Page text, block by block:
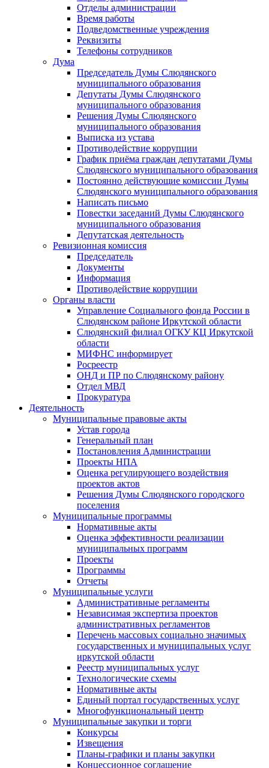
Отделы администрации
Время работы
Подведомственные учреждения
Реквизиты
Телефоны сотрудников
Дума
Председатель Думы Слюдянского
муниципального образования
Депутаты Думы Слюдянского
муниципального образования
Решения Думы Слюдянского
муниципального образования
Выписка из устава
Противодействие коррупции
График приёма граждан депутатами Думы
Слюдянского муниципального образования
Постоянно действующие комиссии Думы
Слюдянского муниципального образования
Написать письмо
Повестки заседаний Думы Слюдянского
муниципального образования
Депутатская деятельность
Ревизионная комиссия
Председатель
Документы
Информация
Противодействие коррупции
Органы власти
Управление Социального фонда России в
Слюдянском районе Иркутской области
Слюдянский филиал ОГКУ КЦ Иркутской
области
МИФНС информирует
Росреестр
ОНД и ПР по Слюдянскому району
Отдел МВД
Прокуратура
Деятельность
Муниципальные правовые акты
Устав города
Генеральный план
Постановления Администрации
Проекты НПА
Оценка регулирующего воздействия
проектов актов
Решения Думы Слюдянского городского
поселения
Муниципальные программы
Нормативные акты
Оценка эффективности реализации
муниципальных программ
Проекты
Программы
Отчеты
Муниципальные услуги
Административные регламенты
Независимая экспертиза проектов
административных регламентов
Перечень массовых социально значимых
государственных и муниципальных услуг
иркутской области
Реестр муниципальных услуг
Технологические схемы
Нормативные акты
Единый портал государственных услуг
Многофункциональный центр
Муниципальные закупки и торги
Конкурсы
Извещения
Планы-графики и планы закупки
Концессионное соглашение